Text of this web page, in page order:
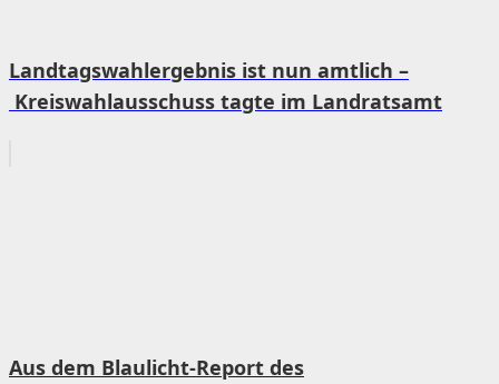
Landtagswahlergebnis ist nun amtlich –
Kreiswahlausschuss tagte im Landratsamt
Aus dem Blaulicht-Report des